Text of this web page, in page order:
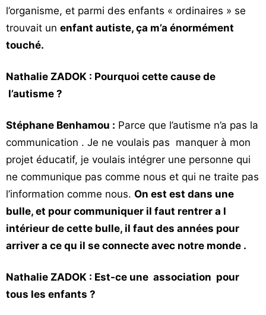
l’organisme, et parmi des enfants « ordinaires » se
trouvait un enfant autiste, ça m’a énormément
touché.
Nathalie ZADOK : Pourquoi cette cause de
l’autisme ?
Stéphane Benhamou : Parce que l’autisme n’a pas la
communication . Je ne voulais pas manquer à mon
projet éducatif, je voulais intégrer une personne qui
ne communique pas comme nous et qui ne traite pas
l’information comme nous. On est est dans une
bulle, et pour communiquer il faut rentrer a l
intérieur de cette bulle, il faut des années pour
arriver a ce qu il se connecte avec notre monde .
Nathalie ZADOK : Est-ce une association pour
tous les enfants ?